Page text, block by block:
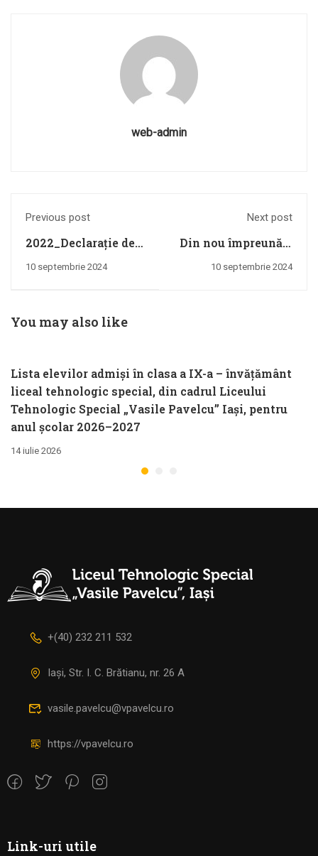
web-admin
Previous post
2022_Declarație de
avere Spulber
10 septembrie 2024
Next post
Din nou împreună –
copii , părinți,
10 septembrie 2024
You may also like
Lista elevilor admiși în clasa a IX-a – învățământ
liceal tehnologic special, din cadrul Liceului
Tehnologic Special „Vasile Pavelcu” Iași, pentru
anul școlar 2026–2027
14 iulie 2026
+(40) 232 211 532
Iași, Str. I. C. Brătianu, nr. 26 A
vasile.pavelcu@vpavelcu.ro
https://vpavelcu.ro
Link-uri utile